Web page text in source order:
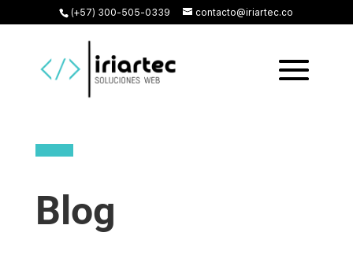
(+57) 300-505-0339 contacto@iriartec.co
Blog